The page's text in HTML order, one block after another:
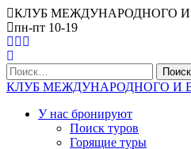
КЛУБ МЕЖДУНАРОДНОГО И
пн-пт 10-19
Найти:
КЛУБ МЕЖДУНАРОДНОГО И
У нас бронируют
Поиск туров
Горящие туры